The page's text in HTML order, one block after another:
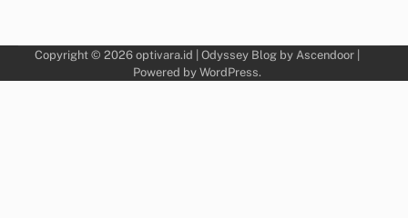
Copyright © 2026 optivara.id | Odyssey Blog by Ascendoor|
Powered by WordPress.